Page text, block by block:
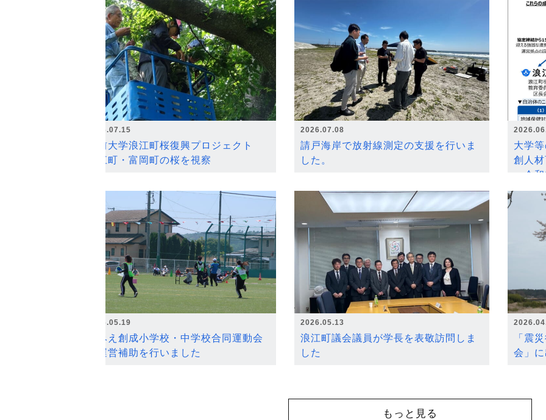
2026.07.15
弘前大学浪江町桜復興プロジェクト
浪江町・富岡町の桜を視察
2026.07.08
請戸海岸で放射線測定の支援を行いま
した。
大学
創人
～令
2026.05.19
なみえ創成小学校・中学校合同運動会
の運営補助を行いました
2026.05.13
浪江町議会議員が学長を表敬訪問しま
した
「震
会」
もっと見る